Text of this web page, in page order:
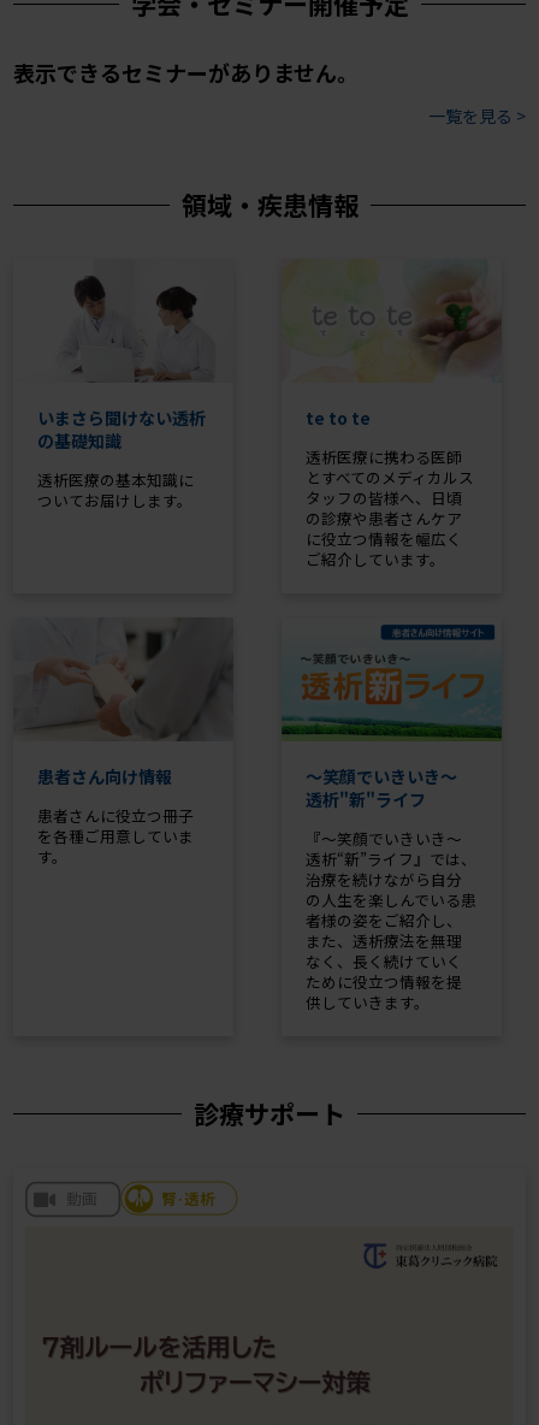
表示できるセミナーがありません。
一覧を見る >
領域・疾患情報
いまさら聞けない透析
の基礎知識
透析医療の基本知識に
ついてお届けします。
te to te
透析医療に携わる医師
とすべてのメディカルス
タッフの皆様へ、日頃
の診療や患者さんケア
に役立つ情報を幅広く
ご紹介しています。
患者さん向け情報
患者さんに役立つ冊子
を各種ご用意していま
す。
～笑顔でいきいき～
透析"新"ライフ
『～笑顔でいきいき～
透析“新”ライフ』では、
治療を続けながら自分
の人生を楽しんでいる患
者様の姿をご紹介し、
また、透析療法を無理
なく、長く続けていく
ために役立つ情報を提
供していきます。
診療サポート
動画 腎·透析